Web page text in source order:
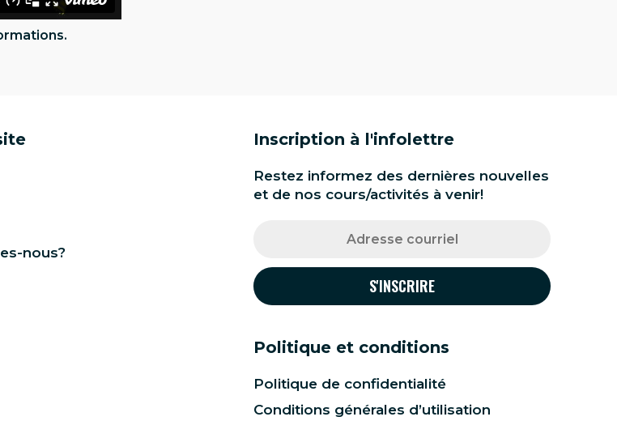
nous?
Inscription à l'infolettre
Restez informez des dernières nouvelles
et de nos cours/activités à venir!
Politique et conditions
Politique de confidentialité
Conditions générales d’utilisation